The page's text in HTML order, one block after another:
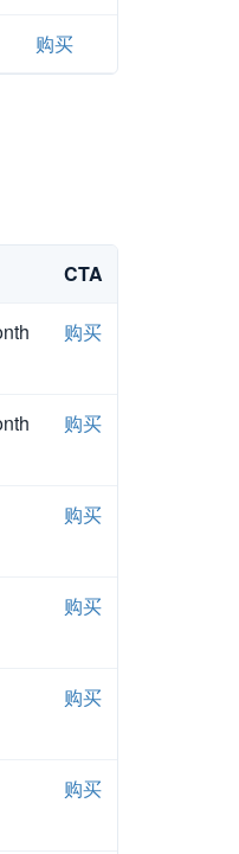
购买
CTA
购买
购买
购买
购买
购买
购买